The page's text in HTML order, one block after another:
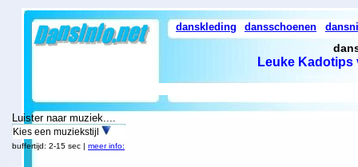
danskleding dansschoenen
Leuke Kadotips
Luister naar muziek....
Kies een muziekstijl
buffertijd: 2-15 sec | meer info: